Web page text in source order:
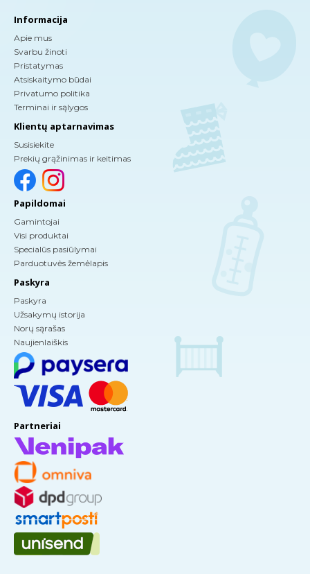
Informacija
Apie mus
Svarbu žinoti
Pristatymas
Atsiskaitymo būdai
Privatumo politika
Terminai ir sąlygos
Klientų aptarnavimas
Susisiekite
Prekių grąžinimas ir keitimas
Papildomai
Gamintojai
Visi produktai
Specialūs pasiūlymai
Parduotuvės žemėlapis
Paskyra
Paskyra
Užsakymų istorija
Norų sąrašas
Naujienlaiškis
Partneriai